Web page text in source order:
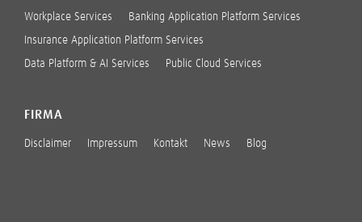
Workplace Services Banking Application Platform Services
Insurance Application Platform Services
Data Platform & AI Services Public Cloud Services
FIRMA
Disclaimer Impressum Kontakt News Blog